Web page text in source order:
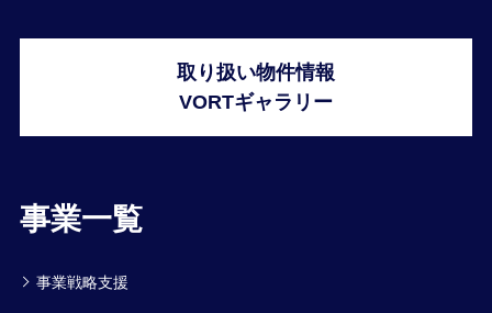
事業一覧
事業戦略支援
取り扱い物件情報
VORTギャラリー